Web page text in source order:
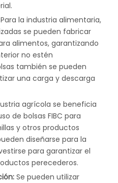
Para la industria alimentaria,
se pueden fabricar
alimentos, garantizando
no estén
también se pueden
una carga y descarga
agrícola se beneficia
de bolsas FIBC para
y otros productos
diseñarse para la
para garantizar el
perecederos.
Se pueden utilizar